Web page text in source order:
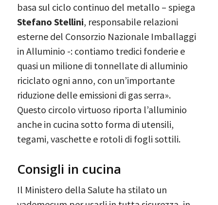
basa sul ciclo continuo del metallo – spiega
Stefano Stellini, responsabile relazioni
esterne del Consorzio Nazionale Imballaggi
in Alluminio -: contiamo tredici fonderie e
quasi un milione di tonnellate di alluminio
riciclato ogni anno, con un’importante
riduzione delle emissioni di gas serra».
Questo circolo virtuoso riporta l’alluminio
anche in cucina sotto forma di utensili,
tegami, vaschette e rotoli di fogli sottili.
Consigli in cucina
Il Ministero della Salute ha stilato un